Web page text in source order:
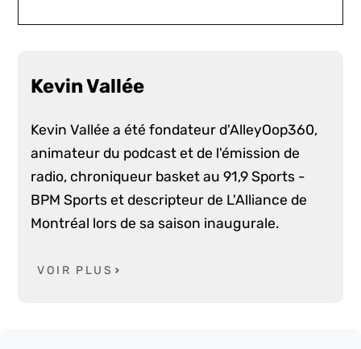
Kevin Vallée
Kevin Vallée a été fondateur d'AlleyOop360,
animateur du podcast et de l'émission de
radio, chroniqueur basket au 91,9 Sports -
BPM Sports et descripteur de L'Alliance de
Montréal lors de sa saison inaugurale.
VOIR PLUS